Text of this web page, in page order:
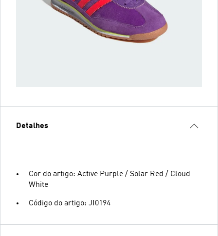
Detalhes
Cor do artigo: Active Purple / Solar Red / Cloud
White
Código do artigo: JI0194